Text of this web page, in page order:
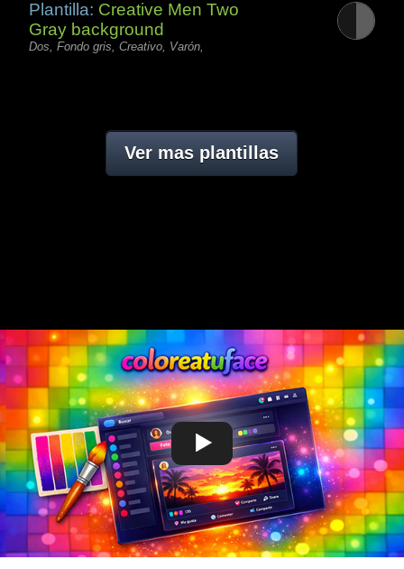
Plantilla: Creative Men Two
Gray background
Dos, Fondo gris, Creativo, Varón,
Ver mas plantillas